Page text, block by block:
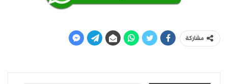
مشاركة